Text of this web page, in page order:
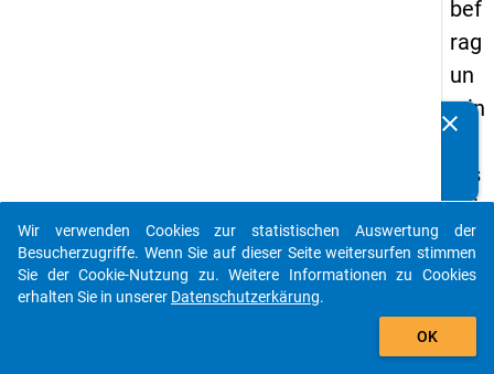
bef
rag
un
g in
uts
chl
an
d
clear
auto_stories
add_shopping_cart
Wir verwenden Cookies zur statistischen Auswertung der
Besucherzugriffe. Wenn Sie auf dieser Seite weitersurfen stimmen
Sie der Cookie-Nutzung zu. Weitere Informationen zu Cookies
erhalten Sie in unserer Datenschutzerkärung.
OK